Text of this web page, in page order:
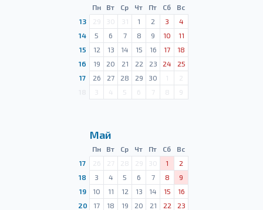
Пн Вт Ср Чт Пт Сб
Вс
13
29 30 31 1 2 3
4
14
5 6 7 8 9 10
11
15
12 13 14 15 16 17
18
16
19 20 21 22 23 24
25
17
26 27 28 29 30 1
2
3 4 5 6 7 8 9
Май
Пн Вт Ср Чт Пт Сб
Вс
17
26 27 28 29 30 1
2
18
3 4 5 6 7 8
9
19
10 11 12 13 14 15
16
20
17 18 19 20 21 22
23